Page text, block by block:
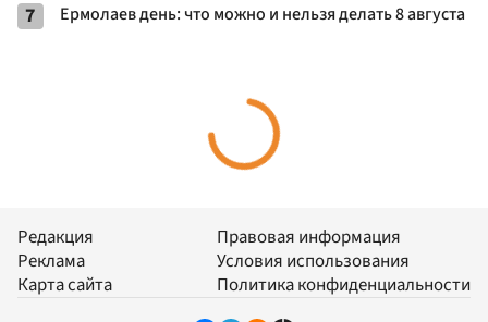
7 Ермолаев день: что можно и нельзя делать 8 августа
Редакция
Реклама
Карта сайта
Правовая информация
Условия использования
Политика конфиденциальности